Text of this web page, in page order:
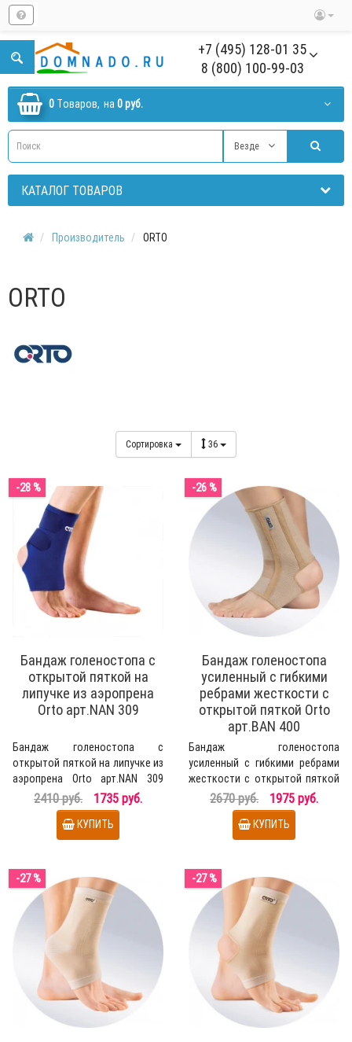
+7 (495) 128-01 35
8 (800) 100-99-03
0 Tоваров, на 0 руб.
Везде
КАТАЛОГ ТОВАРОВ
Производитель ORTO
ORTO
Сортировка 36
-28 %
Бандаж голеностопа с
открытой пяткой на
липучке из аэропрена
Orto арт.NAN 309
Бандаж голеностопа с
открытой пяткой на липучке из
аэропрена Orto арт.NAN 309
разъемный в нижней ча..
2410 руб. 1735 руб.
КУПИТЬ
-26 %
Бандаж голеностопа
усиленный с гибкими
ребрами жесткости с
открытой пяткой Orto
арт.BAN 400
Бандаж голеностопа
усиленный с гибкими ребрами
жесткости с открытой пяткой
Orto арт.BAN 400 выполне..
2670 руб. 1975 руб.
КУПИТЬ
-27 % -27 %